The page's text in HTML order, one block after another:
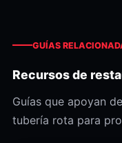
GUÍAS
Recursos de
Guías que apoyan
tubería rota para